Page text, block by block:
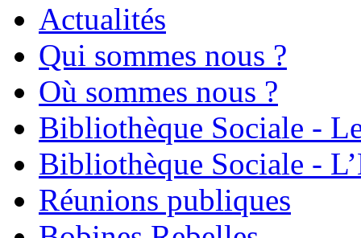
Actualités
Qui sommes nous ?
Où sommes nous ?
Bibliothèque Sociale -
Bibliothèque Sociale -
Réunions publiques